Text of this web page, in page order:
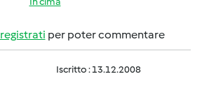
registrati per poter commentare
Iscritto : 13.12.2008